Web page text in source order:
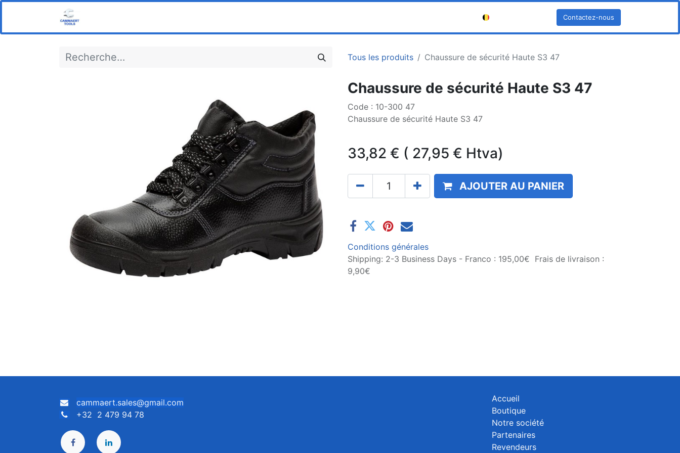
Contactez-nous
Tous les produits Chaussure de sécurité Haute S3 47
Chaussure de sécurité Haute S3 47
Code : 10-300 47
Chaussure de sécurité Haute S3 47
33,82 € ( 27,95 € Htva)
AJOUTER AU PANIER
Conditions générales
Shipping: 2-3 Business Days - Franco : 195,00€ Frais de livraison :
9,90€
cammaert.sales@gmail.com
+32 2 479 94 78
Accueil
Boutique
Notre société
Partenaires
Revendeurs